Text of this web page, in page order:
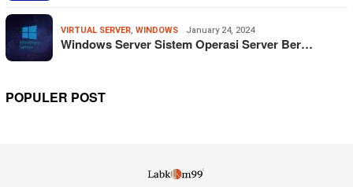
VIRTUAL SERVER, WINDOWS January 24, 2024
Windows Server Sistem Operasi Server Ber…
POPULER POST